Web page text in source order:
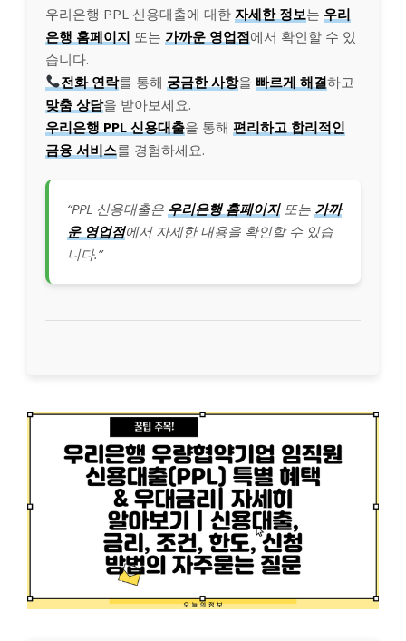
우리은행 PPL 신용대출에 대한 자세한 정보는 우리
은행 홈페이지 또는 가까운 영업점에서 확인할 수 있
습니다.
전화 연락를 통해 궁금한 사항을 빠르게 해결하고
맞춤 상담을 받아보세요.
우리은행 PPL 신용대출을 통해 편리하고 합리적인
금융 서비스를 경험하세요.
“PPL 신용대출은 우리은행 홈페이지또는 가까
운 영업점에서 자세한 내용을 확인할 수 있습
니다.”